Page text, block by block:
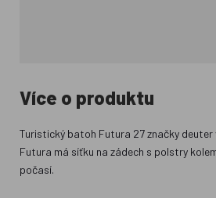
Více o produktu
Turistický batoh Futura 27 značky
Futura má síťku na zádech s polstry
počasí.